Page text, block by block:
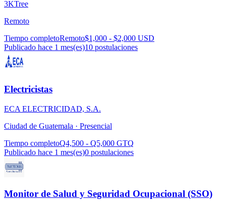
3KTree
Remoto
Tiempo completoRemoto$1,000 - $2,000 USD
Publicado hace 1 mes(es)10 postulaciones
Electricistas
ECA ELECTRICIDAD, S.A.
Ciudad de Guatemala · Presencial
Tiempo completoQ4,500 - Q5,000 GTQ
Publicado hace 1 mes(es)0 postulaciones
Monitor de Salud y Seguridad Ocupacional (SSO)